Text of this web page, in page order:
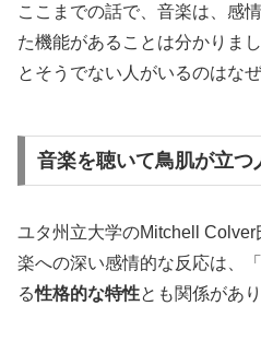
ここまでの話で、音楽は、感
た機能があることは分かりま
とそうでない人がいるのはな
音楽を聴いて鳥肌が立つ
ユタ州立大学のMitchell
楽への深い感情的な反応は、
る性格的な特性とも関係があり